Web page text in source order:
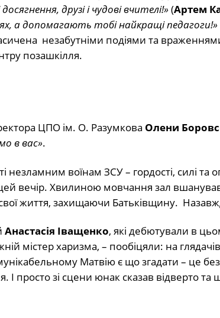
друзі і чудові вчителі!»(Артем
а допомагають тобі найкращі педагоги!»
незабутніми подіями та
позашкілля.
ЦПО ім. О. Разумкова Олени
в вас».
незламним воїнам ЗСУ – гордості, силі та
вечір. Хвилиною мовчання зал
життя, захищаючи Батьківщину.
Анастасія Іващенко, які дебютували в
містер харизма, – пообіцяли: на
Матвію є що згадати – це
І просто зі сцени юнак сказав відверто та